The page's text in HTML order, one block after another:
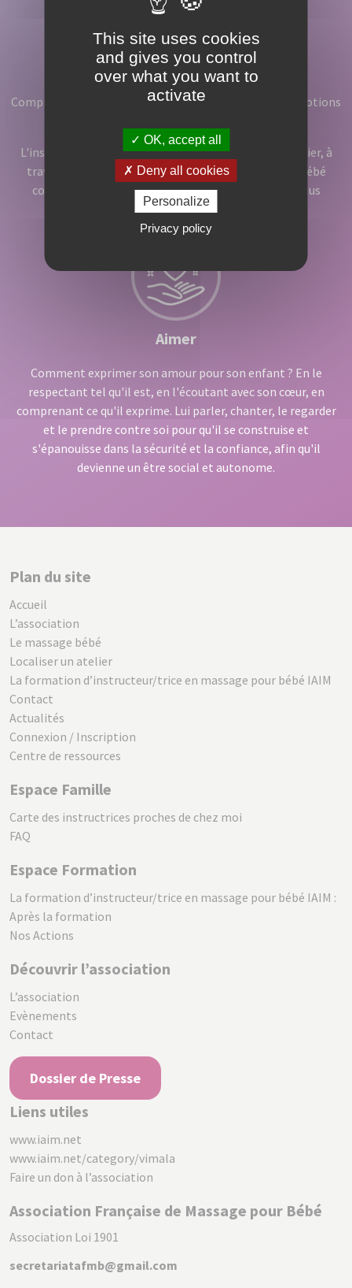
Comprendre
Comprendre que chaque enfant vit avec ses propres émotions
L'instructeur (trice) accompagne les parents à identifier, à
travers une observation fine, tous les signes que le bébé
communique. Les parents peuvent ainsi répondre plus
justement à ses besoins essentiels.
Aimer
Comment exprimer son amour pour son enfant ? En le
respectant tel qu'il est, en l'écoutant avec son cœur, en
comprenant ce qu'il exprime. Lui parler, chanter, le regarder
et le prendre contre soi pour qu'il se construise et
s'épanouisse dans la sécurité et la confiance, afin qu'il
devienne un être social et autonome.
Plan du site
Accueil
L’association
Le massage bébé
Localiser un atelier
La formation d’instructeur/trice en massage pour bébé IAIM
Contact
Actualités
Connexion / Inscription
Centre de ressources
Espace Famille
Carte des instructrices proches de chez moi
FAQ
Espace Formation
La formation d’instructeur/trice en massage pour bébé IAIM :
Après la formation
Nos Actions
Découvrir l’association
L’association
Evènements
Contact
Dossier de Presse
Liens utiles
www.iaim.net
www.iaim.net/category/vimala
Faire un don à l’association
Association Française de Massage pour Bébé
Association Loi 1901
secretariatafmb@gmail.com
This site uses cookies
and gives you control
over what you want to
activate
OK, accept all
Deny all cookies
Personalize
Privacy policy